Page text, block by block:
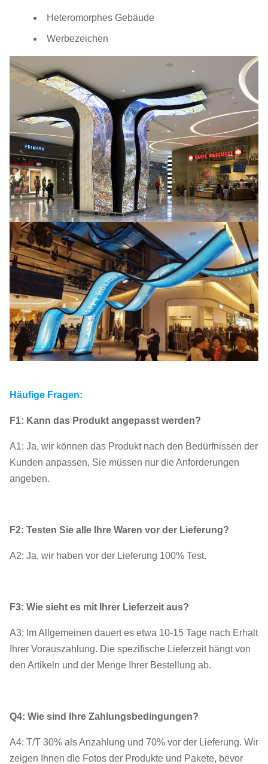
Maximalleistung:
IP-Klassifizierung: IP20
Erneuerungsrate: >1920 Hz
Typ der Anlage: Montage/Hängung
Graue Skala: 12 Bit
Blickwinkel: H:140°; V:140°
Heteromorphes Gebäude
Werbezeichen
Häufige Fragen:
F1: Kann das Produkt angepasst werden?
A1: Ja, wir können das Produkt nach den Bedürfnissen der
Kunden anpassen, Sie müssen nur die Anforderungen
angeben.
F2: Testen Sie alle Ihre Waren vor der Lieferung?
A2: Ja, wir haben vor der Lieferung 100% Test.
F3: Wie sieht es mit Ihrer Lieferzeit aus?
A3: Im Allgemeinen dauert es etwa 10-15 Tage nach Erhalt
Ihrer Vorauszahlung. Die spezifische Lieferzeit hängt von
den Artikeln und der Menge Ihrer Bestellung ab.
Q4: Wie sind Ihre Zahlungsbedingungen?
A4: T/T 30% als Anzahlung und 70% vor der Lieferung. Wir
zeigen Ihnen die Fotos der Produkte und Pakete, bevor